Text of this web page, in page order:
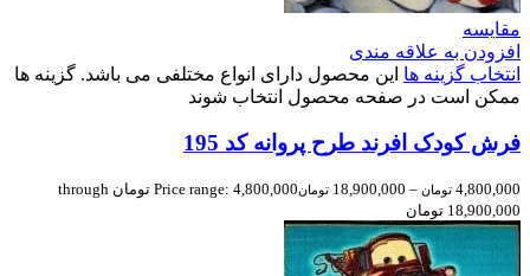
مقایسه
افزودن به علاقه مندی
انتخاب گزینه ها این محصول دارای انواع مختلفی می باشد. گزینه ها
ممکن است در صفحه محصول انتخاب شوند
فرش کودک افرند طرح پروانه کد 195
4,800,000 تومان –
18,900,000 تومان
Price range: 4,800,000 تومان through
18,900,000 تومان